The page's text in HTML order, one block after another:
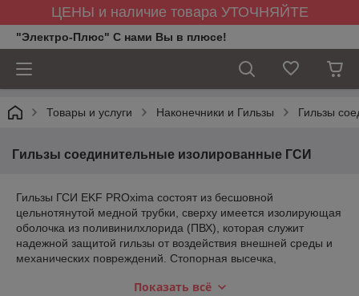
ЦЕНЫ и наличие товара УТОЧНЯЙТЕ
"Электро-Плюс" С нами Вы в плюсе!
Товары и услуги Наконечники и Гильзы Гильзы
Гильзы соединительные изолированные ГСИ
Гильзы ГСИ EKF PROxima состоят из бесшовной
цельнотянутой медной трубки, сверху имеется изолирующая
оболочка из поливинилхлорида (ПВХ), которая служит
надежной защитой гильзы от воздействия внешней среды и
механических повреждений. Стопорная высечка,
захода провода в соединитель. Предназначены для
Показать всё